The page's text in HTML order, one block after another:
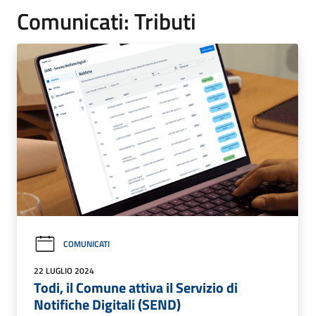
Comunicati: Tributi
COMUNICATI
22 LUGLIO 2024
Todi, il Comune attiva il Servizio di
Notifiche Digitali (SEND)